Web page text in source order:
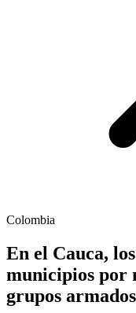
Colombia
En el Cauca,
municipios por
grupos